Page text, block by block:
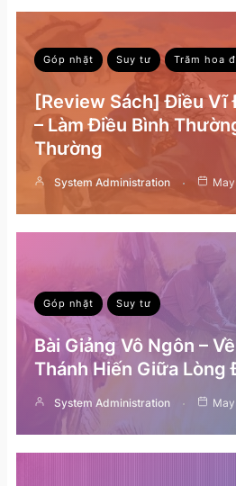
Góp nhặt Suy tư Trăm hoa
[Review Sách] Điều
– Làm Điều Bình
Thường
System Administration
Góp nhặt Suy tư
Bài Giảng Vô Ngôn –
Thánh Hiến Giữa Lòng
System Administration